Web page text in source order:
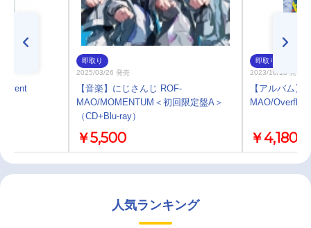
Event
即取り
2025/03/26 発売
【音楽】にじさんじ ROF-
MAO/MOMENTUM＜初回限定盤A＞
（CD+Blu-ray）
￥5,500
即取り
2023/10/18 発売
【アルバム】
MAO/
￥4,180
人気ランキング